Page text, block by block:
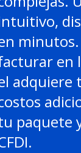
en
adquiere
paquete